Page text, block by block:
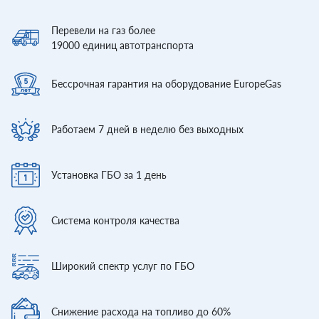
Перевели на газ более
19000 единиц автотранспорта
Бессрочная гарантия на оборудование EuropeGas
Работаем 7 дней в неделю без выходных
Установка ГБО за 1 день
Система контроля качества
Широкий спектр услуг по ГБО
Снижение расхода на топливо до 60%